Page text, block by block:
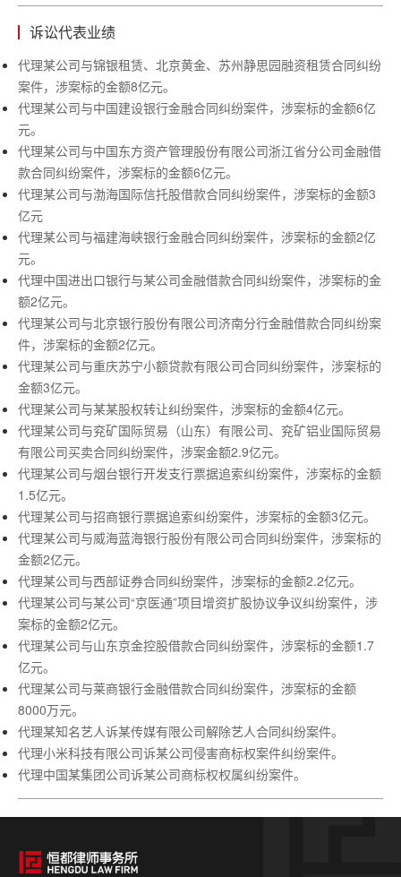
诉讼代表业绩
代理某公司与锦银租赁、北京黄金、苏州静思园融资租赁合同纠纷
案件，涉案标的金额8亿元。
代理某公司与中国建设银行金融合同纠纷案件，涉案标的金额6亿
元。
代理某公司与中国东方资产管理股份有限公司浙江省分公司金融借
款合同纠纷案件，涉案标的金额6亿元。
代理某公司与渤海国际信托股借款合同纠纷案件，涉案标的金额3
亿元
代理某公司与福建海峡银行金融合同纠纷案件，涉案标的金额2亿
元。
代理中国进出口银行与某公司金融借款合同纠纷案件，涉案标的金
额2亿元。
代理某公司与北京银行股份有限公司济南分行金融借款合同纠纷案
件，涉案标的金额2亿元。
代理某公司与重庆苏宁小额贷款有限公司合同纠纷案件，涉案标的
金额3亿元。
代理某公司与某某股权转让纠纷案件，涉案标的金额4亿元。
代理某公司与兖矿国际贸易（山东）有限公司、兖矿铝业国际贸易
有限公司买卖合同纠纷案件，涉案金额2.9亿元。
代理某公司与烟台银行开发支行票据追索纠纷案件，涉案标的金额
1.5亿元。
代理某公司与招商银行票据追索纠纷案件，涉案标的金额3亿元。
代理某公司与威海蓝海银行股份有限公司合同纠纷案件，涉案标的
金额2亿元。
代理某公司与西部证券合同纠纷案件，涉案标的金额2.2亿元。
代理某公司与某公司“京医通”项目增资扩股协议争议纠纷案件，涉
案标的金额2亿元。
代理某公司与山东京金控股借款合同纠纷案件，涉案标的金额1.7
亿元。
代理某公司与莱商银行金融借款合同纠纷案件，涉案标的金额
8000万元。
代理某知名艺人诉某传媒有限公司解除艺人合同纠纷案件。
代理小米科技有限公司诉某公司侵害商标权案件纠纷案件。
代理中国某集团公司诉某公司商标权权属纠纷案件。